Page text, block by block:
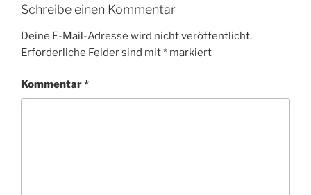
Schreibe einen Kommentar
Deine E-Mail-Adresse wird nicht veröffentlicht.
Erforderliche Felder sind mit* markiert
Kommentar*